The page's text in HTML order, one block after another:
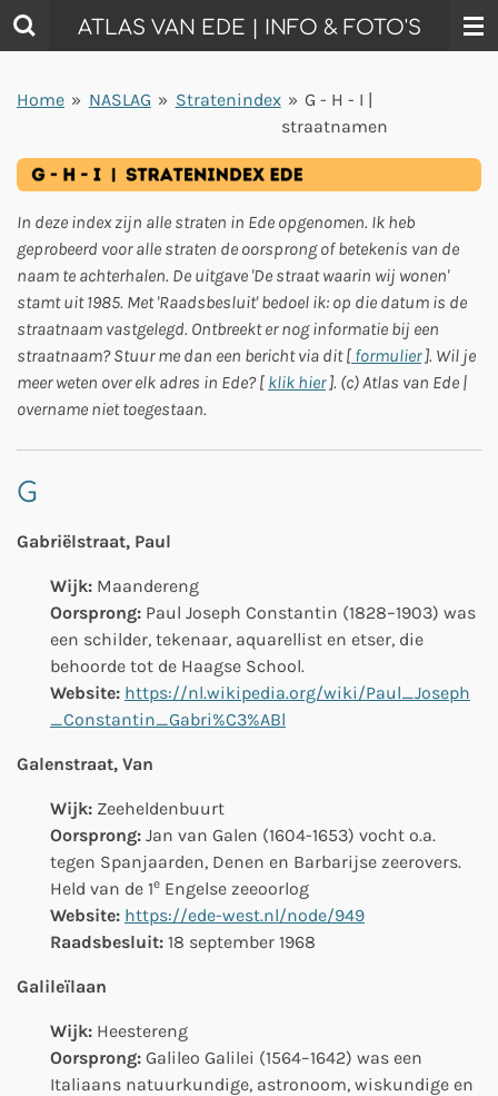
Ga
direct
de
ATLAS VAN EDE | INFO & FOTO'S
Home » NASLAG » Stratenindex » G - H - I |
straatnamen
In deze index zijn alle straten in Ede opgenomen. Ik heb
geprobeerd voor alle straten de oorsprong of betekenis van de
naam te achterhalen. De uitgave 'De straat waarin wij wonen'
stamt uit 1985. Met 'Raadsbesluit' bedoel ik: op die datum is de
straatnaam vastgelegd. Ontbreekt er nog informatie bij een
straatnaam? Stuur me dan een bericht via dit [ formulier]. Wil je
meer weten over elk adres in Ede? [ klik hier]. (c) Atlas van Ede |
overname niet toegestaan.
G
Gabriëlstraat, Paul
Wijk: Maandereng
Oorsprong: Paul Joseph Constantin (1828–1903) was
een schilder, tekenaar, aquarellist en etser, die
behoorde tot de Haagse School.
Website: https://nl.wikipedia.org/wiki/Paul_Joseph
_Constantin_Gabri%C3%ABl
Galenstraat, Van
Wijk: Zeeheldenbuurt
Oorsprong: Jan van Galen (1604-1653) vocht o.a.
tegen Spanjaarden, Denen en Barbarijse zeerovers.
Held van de 1e Engelse zeeoorlog
Website: https://ede-west.nl/node/949
Raadsbesluit: 18 september 1968
Galileïlaan
Wijk: Heestereng
Oorsprong: Galileo Galilei (1564–1642) was een
Italiaans natuurkundige, astronoom, wiskundige en